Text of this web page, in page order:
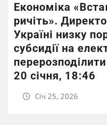
Економіка
ричіть».
Україні низку
субсидії на
20 січня, 18:46
Січ 25, 2026